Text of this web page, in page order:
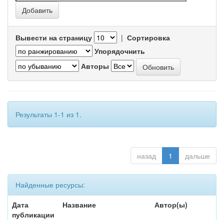
Вывести на страницу | Сортировка
Упорядочнить
Авторы
Результаты 1-1 из 1.
назад 1 дальше
Найденные ресурсы:
Дата
публикации
Название Автор(ы)